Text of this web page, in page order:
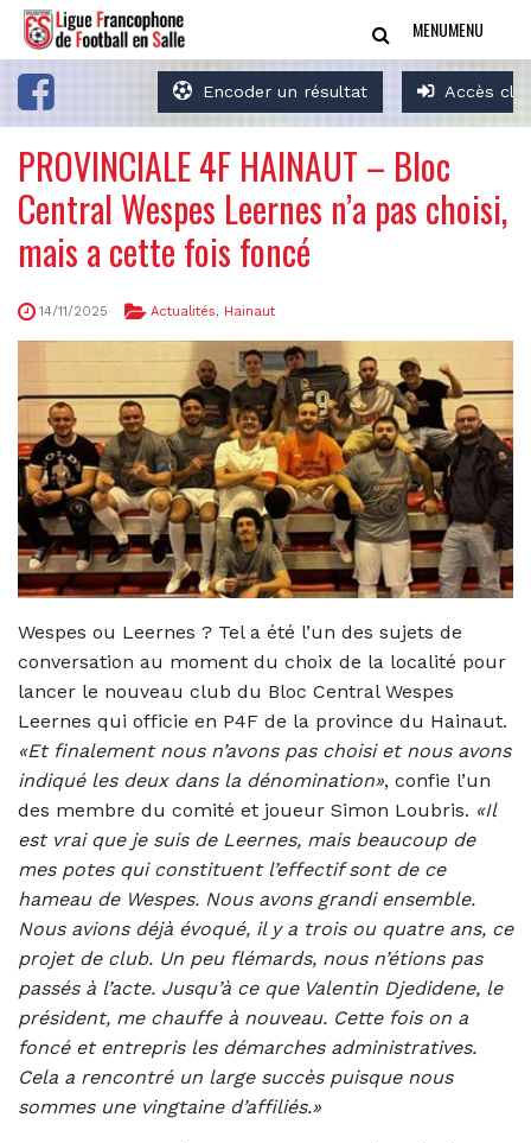
Encoder un résultat Accès
MENUMENU
PROVINCIALE 4F HAINAUT – Bloc
Central Wespes Leernes n’a pas choisi,
mais a cette fois foncé
14/11/2025 Actualités, Hainaut
Wespes ou Leernes ? Tel a été l’un des sujets de
conversation au moment du choix de la localité pour
lancer le nouveau club du Bloc Central Wespes
Leernes qui officie en P4F de la province du Hainaut.
«Et finalement nous n’avons pas choisi et nous avons
indiqué les deux dans la dénomination», confie l’un
des membre du comité et joueur Simon Loubris. «Il
est vrai que je suis de Leernes, mais beaucoup de
mes potes qui constituent l’effectif sont de ce
hameau de Wespes. Nous avons grandi ensemble.
Nous avions déjà évoqué, il y a trois ou quatre ans, ce
projet de club. Un peu flémards, nous n’étions pas
passés à l’acte. Jusqu’à ce que Valentin Djedidene, le
président, me chauffe à nouveau. Cette fois on a
foncé et entrepris les démarches administratives.
Cela a rencontré un large succès puisque nous
sommes une vingtaine d’affiliés.»